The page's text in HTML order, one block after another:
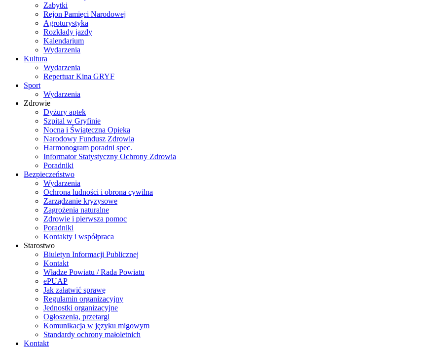
Zabytki
Rejon Pamięci Narodowej
Agroturystyka
Rozkłady jazdy
Kalendarium
Wydarzenia
Kultura
Wydarzenia
Repertuar Kina GRYF
Sport
Wydarzenia
Zdrowie
Dyżury aptek
Szpital w Gryfinie
Nocna i Świąteczna Opieka
Narodowy Fundusz Zdrowia
Harmonogram poradni spec.
Informator Statystyczny Ochrony Zdrowia
Poradniki
Bezpieczeństwo
Wydarzenia
Ochrona ludności i obrona cywilna
Zarządzanie kryzysowe
Zagrożenia naturalne
Zdrowie i pierwsza pomoc
Poradniki
Kontakty i współpraca
Starostwo
Biuletyn Informacji Publicznej
Kontakt
Władze Powiatu / Rada Powiatu
ePUAP
Jak załatwić sprawę
Regulamin organizacyjny
Jednostki organizacyjne
Ogłoszenia, przetargi
Komunikacja w języku migowym
Standardy ochrony małoletnich
Kontakt